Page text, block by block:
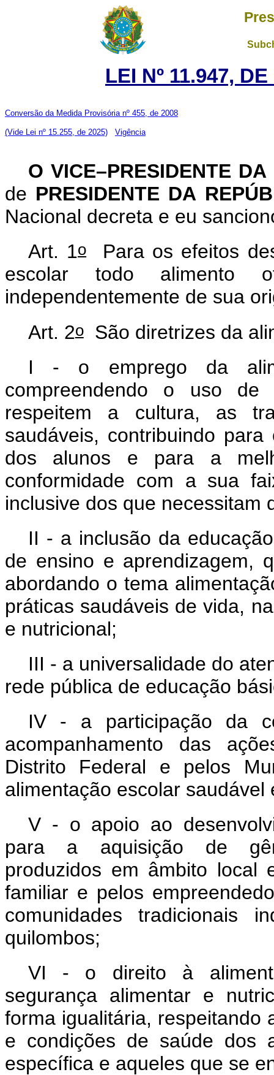
LEI Nº 11.947,
Conversão da Medida Provisória nº 455, de 2008
(Vide Lei nº 15.255, de 2025) Vigência
O VICE–PRESIDENTE
de PRESIDENTE DA
Nacional decreta e eu
Art. 1oPara os efeitos
escolar todo alimento
independentemente de sua
Art. 2oSão diretrizes da
I - o emprego da
compreendendo o uso de
respeitem a cultura, as
saudáveis, contribuindo
dos alunos e para a
conformidade com a sua
inclusive dos que
II - a inclusão da
de ensino e aprendizagem,
abordando o tema
práticas saudáveis de vida,
e nutricional;
III - a universalidade do
rede pública de educação
IV - a participação da
acompanhamento das
Distrito Federal e pelos
alimentação escolar
V - o apoio ao
para a aquisição de
produzidos em âmbito local
familiar e pelos
comunidades tradicionais
quilombos;
VI - o direito à
segurança alimentar e
forma igualitária, respeitando
e condições de saúde dos
específica e aqueles que se